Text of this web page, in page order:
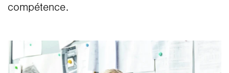
compétence.